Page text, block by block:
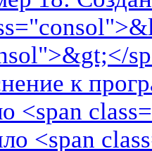
к
<span
<span